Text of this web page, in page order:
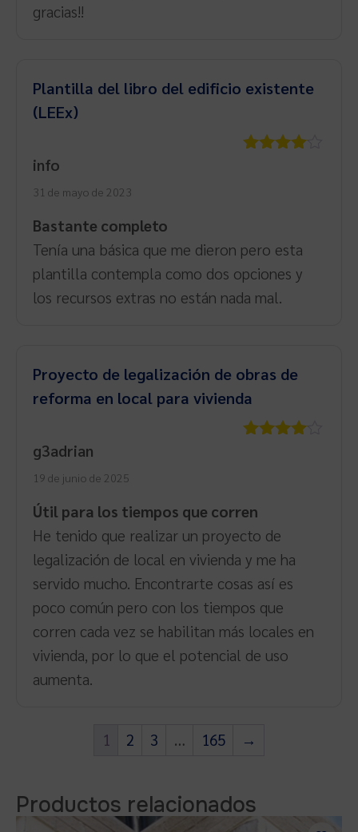
gracias!!
Plantilla del libro del edificio existente
(LEEx)
info
31 de mayo de 2023
Bastante completo
Tenía una básica que me dieron pero esta
plantilla contempla como dos opciones y
los recursos extras no están nada mal.
Proyecto de legalización de obras de
reforma en local para vivienda
g3adrian
19 de junio de 2025
Útil para los tiempos que corren
He tenido que realizar un proyecto de
legalización de local en vivienda y me ha
servido mucho. Encontrarte cosas así es
poco común pero con los tiempos que
corren cada vez se habilitan más locales en
vivienda, por lo que el potencial de uso
aumenta.
1 2 3 … 165 →
Productos relacionados